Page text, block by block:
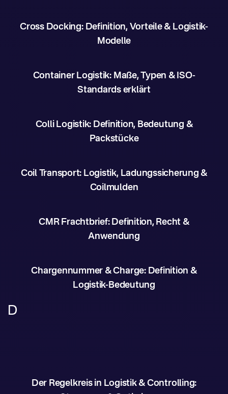
Cross Docking: Definition, Vorteile & Logistik-
Modelle
Container Logistik: Maße, Typen & ISO-
Standards erklärt
Colli Logistik: Definition, Bedeutung &
Packstücke
Coil Transport: Logistik, Ladungssicherung &
Coilmulden
CMR Frachtbrief: Definition, Recht &
Anwendung
Chargennummer & Charge: Definition &
Logistik-Bedeutung
D
Der Regelkreis in Logistik & Controlling: